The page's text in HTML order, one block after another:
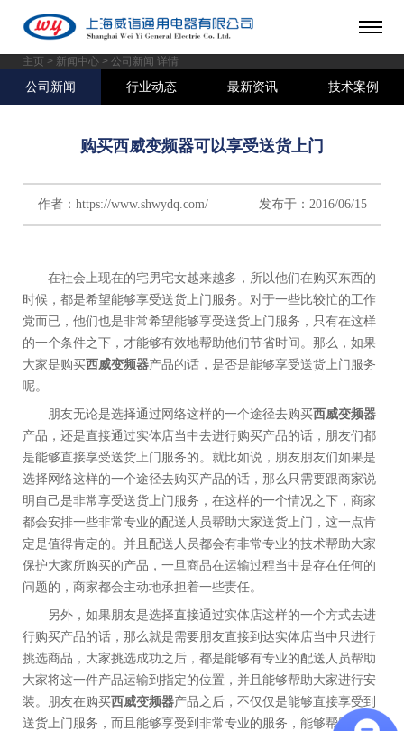
主页 > 新闻中心 > 公司新闻 详情
公司新闻 行业动态 最新资讯 技术案例
购买西威变频器可以享受送货上门
作者：https://www.shwydq.com/ 发布于：2016/06/15
在社会上现在的宅男宅女越来越多，所以他们在购买东西的
时候，都是希望能够享受送货上门服务。对于一些比较忙的工作
党而已，他们也是非常希望能够享受送货上门服务，只有在这样
的一个条件之下，才能够有效地帮助他们节省时间。那么，如果
大家是购买西威变频器产品的话，是否是能够享受送货上门服务
呢。
朋友无论是选择通过网络这样的一个途径去购买西威变频器
产品，还是直接通过实体店当中去进行购买产品的话，朋友们都
是能够直接享受送货上门服务的。就比如说，朋友朋友们如果是
选择网络这样的一个途径去购买产品的话，那么只需要跟商家说
明自己是非常享受送货上门服务，在这样的一个情况之下，商家
都会安排一些非常专业的配送人员帮助大家送货上门，这一点肯
定是值得肯定的。并且配送人员都会有非常专业的技术帮助大家
保护大家所购买的产品，一旦商品在运输过程当中是存在任何的
问题的，商家都会主动地承担着一些责任。
另外，如果朋友是选择直接通过实体店这样的一个方式去进
行购买产品的话，那么就是需要朋友直接到达实体店当中只进行
挑选商品，大家挑选成功之后，都是能够有专业的配送人员帮助
大家将这一件产品运输到指定的位置，并且能够帮助大家进行安
装。朋友在购买西威变频器产品之后，不仅仅是能够直接享受到
送货上门服务，而且能够享受到非常专业的服务，能够帮助朋友